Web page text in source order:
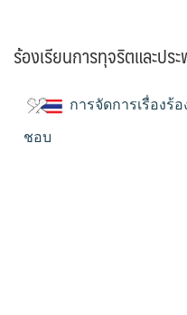
ร้องเรียนการทุจริตและป
การจัดการเรื่องร้
ชอบ